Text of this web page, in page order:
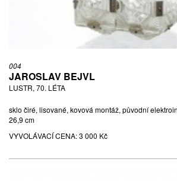
004
JAROSLAV BEJVL
LUSTR, 70. LÉTA
sklo čiré, lisované, kovová montáž, původní
26,9 cm
VYVOLÁVACÍ CENA:3 000 Kč